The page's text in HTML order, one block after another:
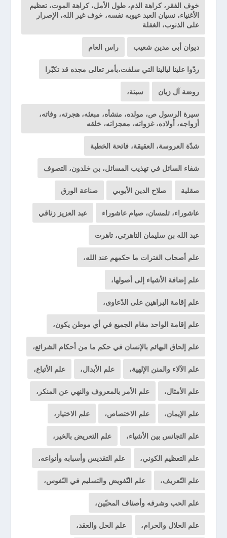
خوف الفقر، كراهة الذم، طول الأمل، كراهة الموت، تعظيم
الأغنياء، نسيان العبد عيوبه نفسه، خوف غير الله، الإصرار
على الذنوب، الغفلة
ديوان أبي مدين شعيب راس العام
ردّوا علينا ليالينا التي سلفت،بأمر تعالى مجده قد تكبّرا
روضة آل زيان سبتة،
سيرة الرسول ص، مولده، منشأه، مبعثه، هجرته، وفاته،
أزواجه، أولاده، غزواته، معجزاته، خلقه
شدّة العروسة، العقيقة، فاتحة الخطبة
شفاء السائل في تهذيب المسائل، بن خلدون، التصوف
صقلية صلاح الدين الأيوبي صناعة الورق
عاشوراء، تلمسان، صيام عاشوراء عبد العزيز زناقي
عبد الله بن سليمان التاهرتي، تاهرت
علم أصحاب الفترات ما حكمهم عند الله،
علم إضافة الأشياء إلى أصولها،
علم إقامة البراهين على الدّعاوى،
علم إقامة الواحد مقام الجميع في أي موطن يكون،
علم إلحاق البهائم بالإنسان في حكم ما من أحكام الشرائع،
علم الآلاء والمنن الإلهية، علم الأبدال، علم الأتباع،
علم الأمثال، علم الأمر بالمعروف والنهي عن المنكر،
علم الإيمان، علم الاختصاص، علم الاختيار،
علم التجانس بين الأشياء، علم التعريض بالخير،
علم التعظيم الكوني، علم التقديس وأسبابه وأنواعه،
علم التّعريف، علم التّفويض والتسليم في النّفوس،
علم الحب وشرفه وأصناف المحبّين،
علم الحلال والحرام، علم الحل والعقد،